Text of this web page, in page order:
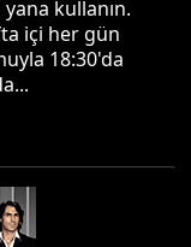
kullanın.
içi her gün
18:30'da